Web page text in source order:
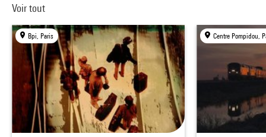
Voir tout
Bpi, Paris Centre Pompidou,